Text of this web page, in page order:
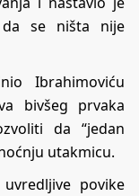
se ništa nije
Ibrahimoviću
bivšeg prvaka
da “jedan
utakmicu.
povike